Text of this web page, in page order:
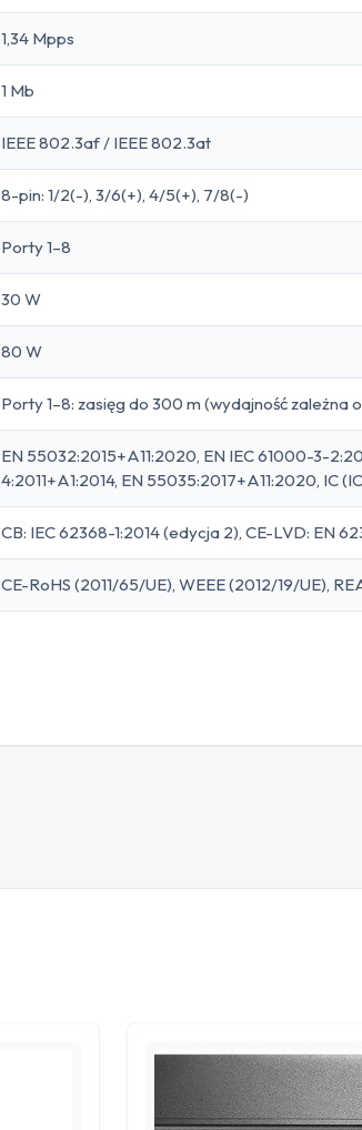
1,34 Mpps
1 Mb
IEEE 802.3af / IEEE 802.3at
8-pin: 1/2(-), 3/6(+), 4/5(+), 7/8(-)
Porty 1–8
30 W
80 W
Porty 1–8: zasięg do 300 m (wydajność
EN 55032:2015+A11:2020, EN IEC 61000-3-
4:2011+A1:2014, EN 55035:2017+A11:2020, IC
CB: IEC 62368-1:2014 (edycja 2), CE-LVD: EN
CE-RoHS (2011/65/UE), WEEE (2012/19/UE),